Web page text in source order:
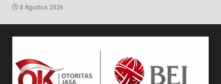
8 Agustus 2026